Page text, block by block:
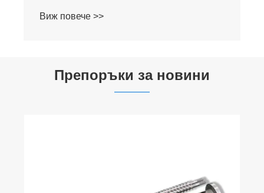
Виж повече >>
Препоръки за новини